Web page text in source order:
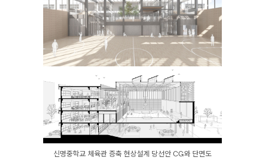
신명중학교 체육관 증축 현상설계 당선안 CG와 단면도